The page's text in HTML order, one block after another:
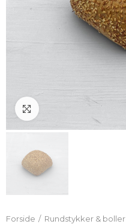
Klik for at forstørre
Forside
Rundstykker & boller